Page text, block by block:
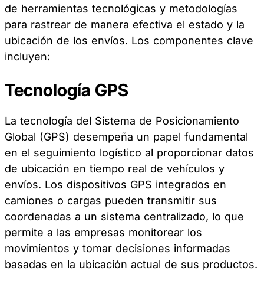
de herramientas tecnológicas y metodologías
para rastrear de manera efectiva el estado y la
ubicación de los envíos. Los componentes clave
incluyen:
Tecnología GPS
La tecnología del Sistema de Posicionamiento
Global (GPS) desempeña un papel fundamental
en el seguimiento logístico al proporcionar datos
de ubicación en tiempo real de vehículos y
envíos. Los dispositivos GPS integrados en
camiones o cargas pueden transmitir sus
coordenadas a un sistema centralizado, lo que
permite a las empresas monitorear los
movimientos y tomar decisiones informadas
basadas en la ubicación actual de sus productos.